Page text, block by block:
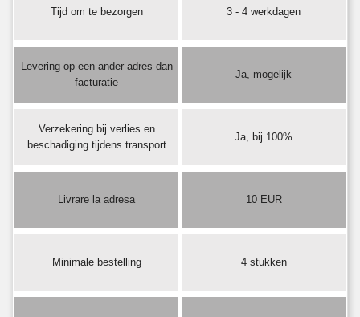
Tijd om te bezorgen 3 - 4 werkdagen
Levering op een ander adres dan
facturatie
Ja, mogelijk
Verzekering bij verlies en
beschadiging tijdens transport
Ja, bij 100%
Livrare la adresa 10 EUR
Minimale bestelling 4 stukken